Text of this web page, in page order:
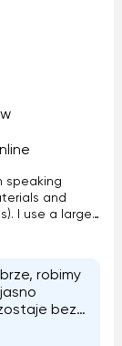
speaking
and
I use a large
robimy
bez